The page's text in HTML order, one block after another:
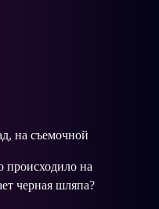
на съемочной
происходило на
черная шляпа?